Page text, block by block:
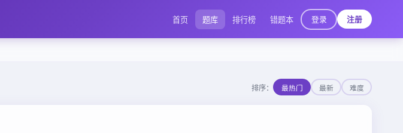
首页 题库 排行榜 错题本 登录 注册
排序： 最热门 最新 难度